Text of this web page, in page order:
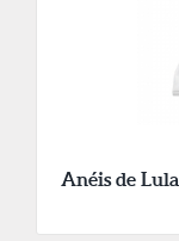
Anéis de Lula